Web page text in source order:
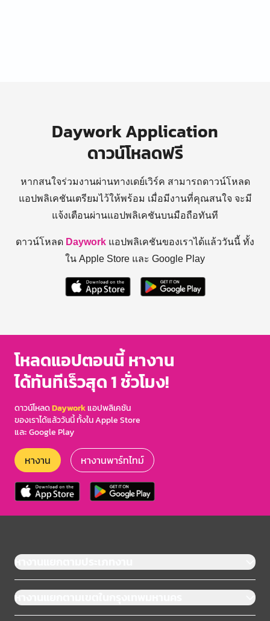
Daywork Application
ดาวน์โหลดฟรี
หากสนใจร่วมงานผ่านทางเดย์เวิร์ค สามารถดาวน์โหลด
แอปพลิเคชันเตรียมไว้ให้พร้อม เมื่อมีงานที่คุณสนใจ จะมี
แจ้งเตือนผ่านแอปพลิเคชันบนมือถือทันที
ดาวน์โหลด Daywork แอปพลิเคชันของเราได้แล้ววันนี้ ทั้ง
ใน Apple Store และ Google Play
โหลดแอปตอนนี้ หางาน
ได้ทันทีเร็วสุด 1 ชั่วโมง!
ดาวน์โหลดDayworkแอปพลิเคชัน
ของเราได้แล้ววันนี้ ทั้งใน Apple Store
และ Google Play
หางาน หางานพาร์ทไทม์
หางานแยกตามประเภทงาน
หางานแยกตามเขตในกรุงเทพมหานคร